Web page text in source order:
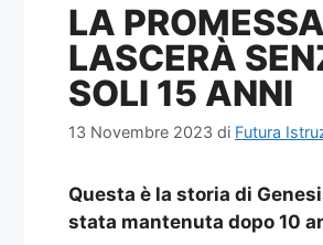
LA
LASCERÀ
SOLI 15 ANNI
13 Novembre 2023 di Futura
Questa è la storia di
stata mantenuta dopo 10